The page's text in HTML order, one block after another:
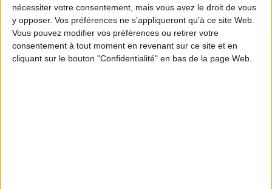
nécessiter votre consentement, mais vous avez le droit de vous
y opposer. Vos préférences ne s'appliqueront qu’à ce site Web.
Vous pouvez modifier vos préférences ou retirer votre
consentement à tout moment en revenant sur ce site et en
cliquant sur le bouton "Confidentialité" en bas de la page Web.
organique et le dialogue interdisciplinaire. Il
présente une méthode, des outils et aborde la
biodiversité, les écosystèmes, l'énergie, la
santé, etc. ©Electre 2026
21,00 €
Disponible chez l'éditeur